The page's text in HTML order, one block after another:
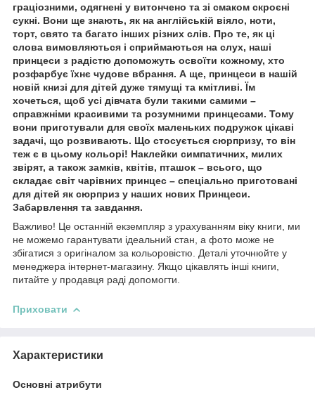
граціозними, одягнені у витончено та зі смаком скроєні
сукні. Вони ще знають, як на англійській віяло, ноти,
торт, свято та багато інших різних слів. Про те, як ці
слова вимовляються і сприймаються на слух, наші
принцеси з радістю допоможуть освоїти кожному, хто
розфарбує їхнє чудове вбрання. А ще, принцеси в нашій
новій книзі для дітей дуже тямущі та кмітливі. Їм
хочеться, щоб усі дівчата були такими самими –
справжніми красивими та розумними принцесами. Тому
вони приготували для своїх маленьких подружок цікаві
задачі, що розвивають. Що стосується сюрпризу, то він
теж є в цьому кольорі! Наклейки симпатичних, милих
звірят, а також замків, квітів, пташок – всього, що
складає світ чарівних принцес – спеціально приготовані
для дітей як сюрприз у наших нових Принцеси.
Забарвлення та завдання.
Важливо! Це останній екземпляр з урахуванням віку книги, ми
не можемо гарантувати ідеальний стан, а фото може не
збігатися з оригіналом за кольоровістю. Деталі уточнюйте у
менеджера інтернет-магазину. Якщо цікавлять інші книги,
питайте у продавця раді допомогти.
Приховати
Характеристики
Основні атрибути